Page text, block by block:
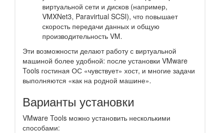
виртуальной сети и дисков (например,
VMXNet3, Paravirtual SCSI), что повышает
скорость передачи данных и общую
производительность VM.
Эти возможности делают работу с виртуальной
машиной более удобной: после установки VMware
Tools гостиная ОС «чувствует» хост, и многие задачи
выполняются «как на родной машине».
Варианты установки
VMware Tools можно установить несколькими
способами: